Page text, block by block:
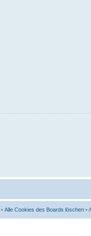
• Alle Cookies des Boards löschen •